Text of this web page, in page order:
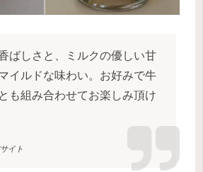
ばしさと、ミルクの優しい甘
イルドな味わい。お好みで牛
も組み合わせてお楽しみ頂け
イト